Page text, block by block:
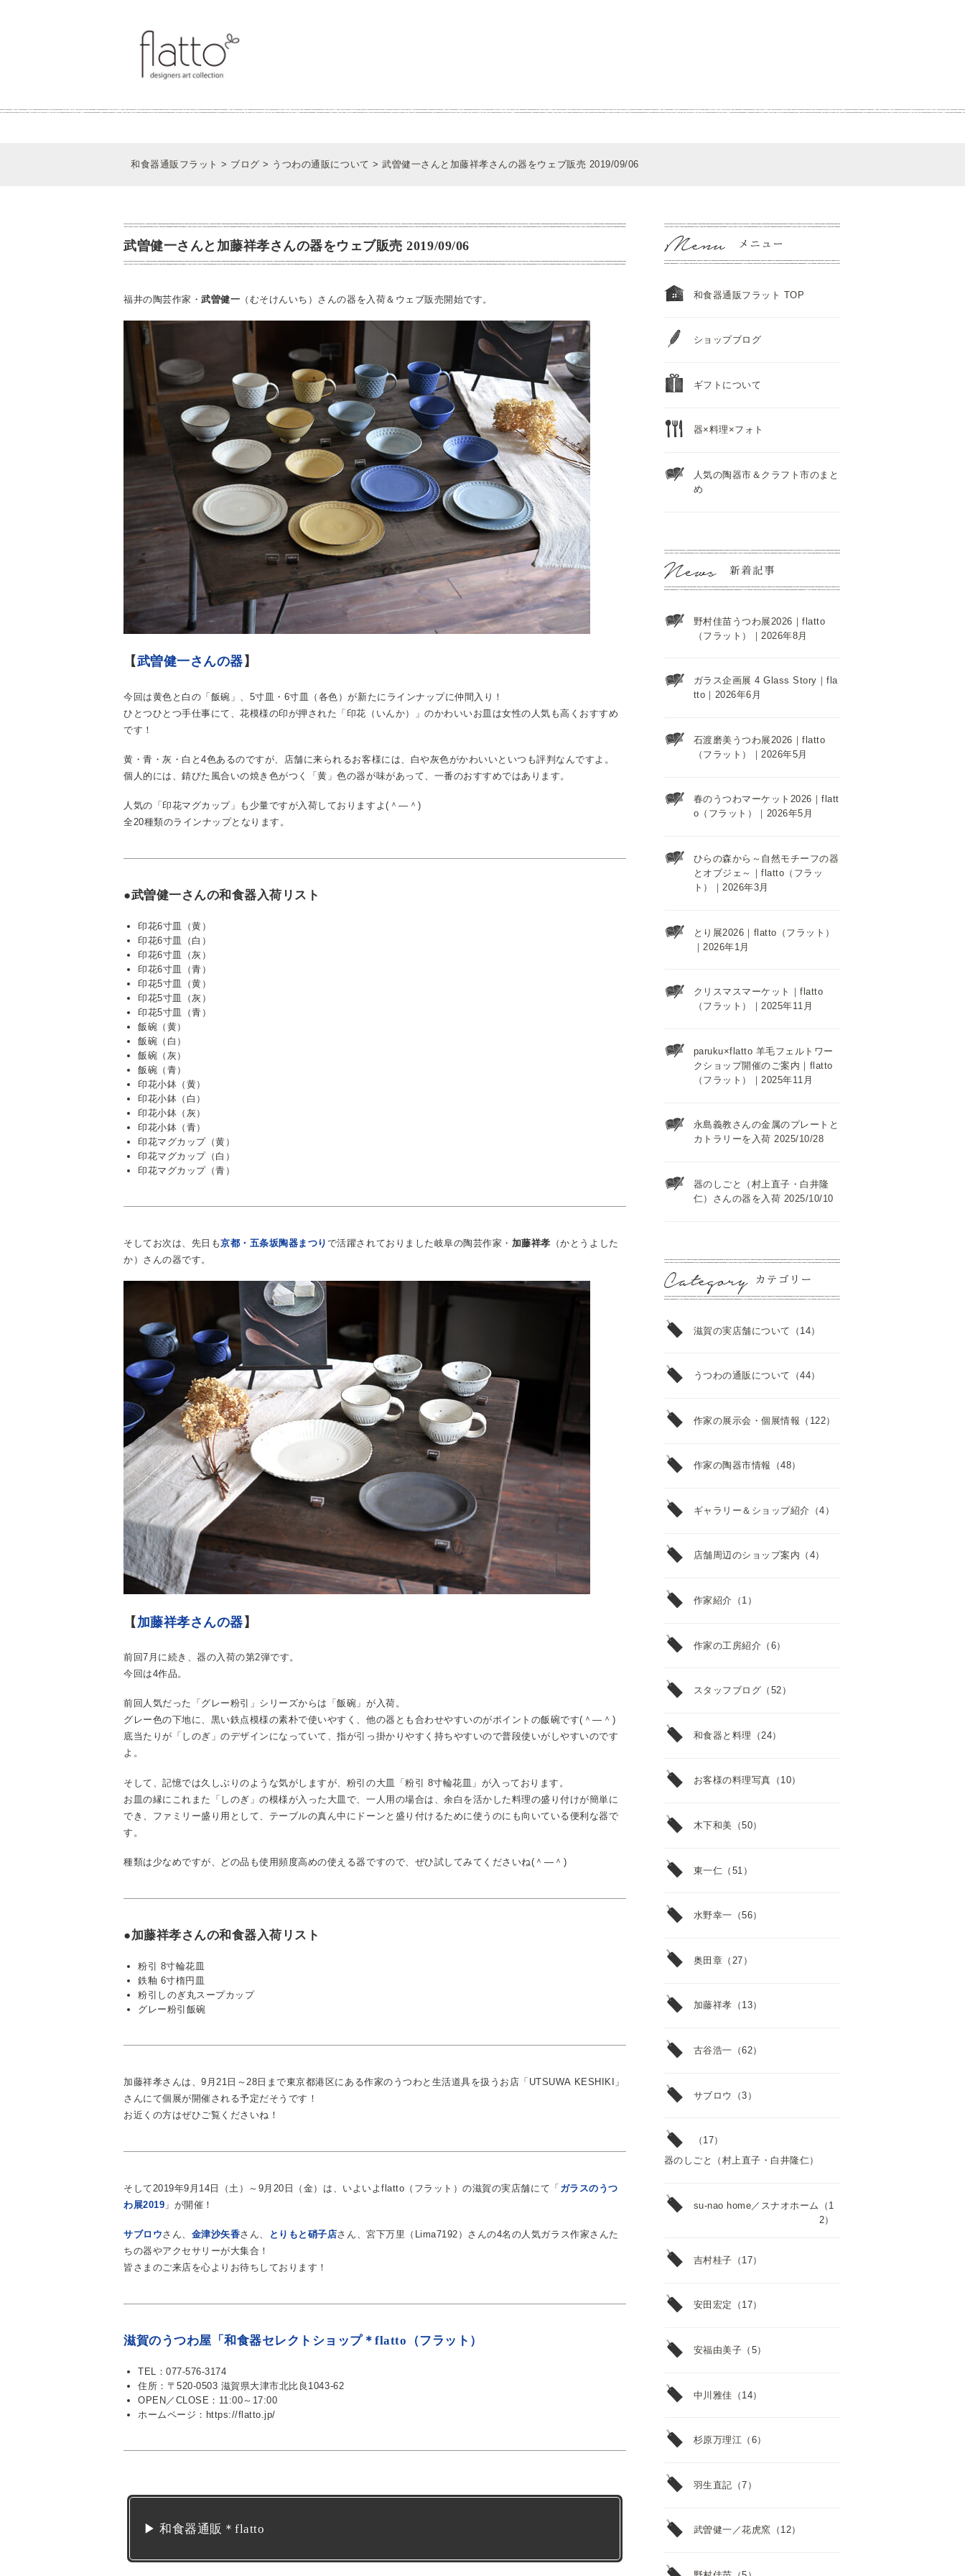
和食器通販フラット > ブログ > うつわの通販について >武曽健一さんと加藤祥孝さんの器をウェブ販売 2019/09/06
武曽健一さんと加藤祥孝さんの器をウェブ販売 2019/09/06
福井の陶芸作家・武曽健一 （むそけんいち）さんの器を入荷＆ウェブ販売開始です。
【武曽健一さんの器 】
今回は黄色と白の「飯碗」、5寸皿・6寸皿（各色）が新たにラインナップに仲間入り！
ひとつひとつ手仕事にて、花模様の印が押された「印花（いんか）」のかわいいお皿は女性の人気も高くおすすめ
です！
黄・青・灰・白と4色あるのですが、店舗に来られるお客様には、白や灰色がかわいいといつも評判なんですよ。
個人的には、錆びた風合いの焼き色がつく「黄」色の器が味があって、一番のおすすめではあります。
人気の「印花マグカップ」も少量ですが入荷しておりますよ(＾―＾)
全20種類のラインナップとなります。
●武曽健一さんの和食器入荷リスト
印花6寸皿（黄）
印花6寸皿（白）
印花6寸皿（灰）
印花6寸皿（青）
印花5寸皿（黄）
印花5寸皿（灰）
印花5寸皿（青）
飯碗（黄）
飯碗（白）
飯碗（灰）
飯碗（青）
印花小鉢（黄）
印花小鉢（白）
印花小鉢（灰）
印花小鉢（青）
印花マグカップ（黄）
印花マグカップ（白）
印花マグカップ（青）
そしてお次は、先日も京都・五条坂陶器まつり で活躍されておりました岐阜の陶芸作家・ 加藤祥孝 （かとうよした
か）さんの器です。
【 加藤祥孝さんの器 】
前回7月に続き、器の入荷の第2弾です。
今回は4作品。
前回人気だった「グレー粉引」シリーズからは「飯碗」が入荷。
グレー色の下地に、黒い鉄点模様の素朴で使いやすく、他の器とも合わせやすいのがポイントの飯碗です(＾―＾)
底当たりが「しのぎ」のデザインになっていて、指が引っ掛かりやすく持ちやすいので普段使いがしやすいのです
よ。
そして、記憶では久しぶりのような気がしますが、粉引の大皿「粉引 8寸輪花皿」が入っております。
お皿の縁にこれまた「しのぎ」の模様が入った大皿で、一人用の場合は、余白を活かした料理の盛り付けが簡単に
でき、ファミリー盛り用として、テーブルの真ん中にドーンと盛り付けるために使うのにも向いている便利な器で
す。
種類は少なめですが、どの品も使用頻度高めの使える器ですので、ぜひ試してみてくださいね(＾―＾)
●加藤祥孝さんの和食器入荷リスト
粉引 8寸輪花皿
鉄釉 6寸楕円皿
粉引しのぎ丸スープカップ
グレー粉引飯碗
加藤祥孝さんは、9月21日～28日まで東京都港区にある作家のうつわと生活道具を扱うお店「UTSUWA KESHIKI」
さんにて個展が開催される予定だそうです！
お近くの方はぜひご覧くださいね！
そして2019年9月14日（土）～9月20日（金）は、いよいよflatto（フラット）の滋賀の実店舗にて「 ガラスのうつ
わ展2019 」が開催！
サブロウさん、 金津沙矢香さん、 とりもと硝子店さん、宮下万里（Lima7192）さんの4名の人気ガラス作家さんた
ちの器やアクセサリーが大集合！
皆さまのご来店を心よりお待ちしております！
滋賀のうつわ屋「和食器セレクトショップ＊flatto（フラット）
TEL：077-576-3174
住所：〒520-0503 滋賀県大津市北比良1043-62
OPEN／CLOSE：11:00～17:00
ホームページ：https://flatto.jp/
▶ 和食器通販＊flatto
和食器通販フラット TOP
ショップブログ
ギフトについて
器×料理×フォト
人気の陶器市＆クラフト市のまと
め
野村佳苗うつわ展2026｜flatto
（フラット）｜2026年8月
ガラス企画展 4 Glass Story｜fla
tto｜2026年6月
石渡磨美うつわ展2026｜flatto
（フラット）｜2026年5月
春のうつわマーケット2026｜flatt
o（フラット）｜2026年5月
ひらの森から～自然モチーフの器
とオブジェ～｜flatto（フラッ
ト）｜2026年3月
とり展2026｜flatto（フラット）
｜2026年1月
クリスマスマーケット｜flatto
（フラット）｜2025年11月
paruku×flatto 羊毛フェルトワー
クショップ開催のご案内｜flatto
（フラット）｜2025年11月
永島義教さんの金属のプレートと
カトラリーを入荷 2025/10/28
器のしごと（村上直子・白井隆
仁）さんの器を入荷 2025/10/10
滋賀の実店舗について （14）
うつわの通販について （44）
作家の展示会・個展情報 （122）
作家の陶器市情報 （48）
ギャラリー＆ショップ紹介 （4）
店舗周辺のショップ案内 （4）
作家紹介 （1）
作家の工房紹介 （6）
スタッフブログ （52）
和食器と料理 （24）
お客様の料理写真 （10）
木下和美 （50）
東一仁 （51）
水野幸一 （56）
奥田章 （27）
加藤祥孝 （13）
古谷浩一 （62）
サブロウ （3）
器のしごと（村上直子・白井隆仁）
（17）
su-nao home／スナオホーム
（1
2）
吉村桂子 （17）
安田宏定 （17）
安福由美子 （5）
中川雅佳 （14）
杉原万理江 （6）
羽生直記 （7）
武曽健一／花虎窯 （12）